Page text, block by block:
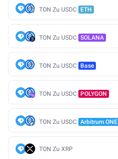
TON Zu USDC ETH
TON Zu USDC SOLANA
TON Zu USDC Base
TON Zu USDC POLYGON
TON Zu USDC Arbitrum ONE
TON Zu XRP